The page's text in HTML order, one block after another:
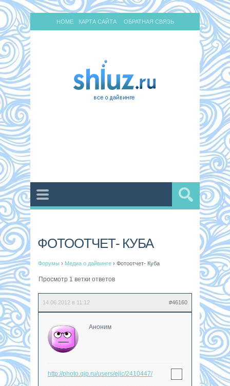
HOME КАРТА САЙТА ОБРАТНАЯ СВЯЗЬ
ФОТООТЧЕТ- КУБА
Форумы › Медиа о дайвинге › Фотоотчет- Куба
Просмотр 1 ветки ответов
14.06.2012 в 11:12 #46160
Аноним
http://photo.qip.ru/users/ejic/2410447/